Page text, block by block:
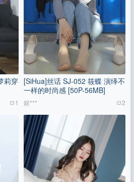
莉穿
1
[SiHua]丝话 SJ-052 筱蝶 演绎不
一样的时尚感 [50P-56MB]
娱*** 2